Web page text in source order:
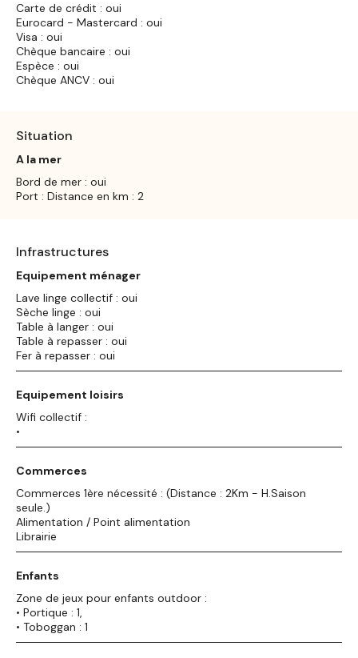
Carte de crédit : oui
Eurocard - Mastercard : oui
Visa : oui
Chèque bancaire : oui
Espèce : oui
Chèque ANCV : oui
Situation
A la mer
Bord de mer : oui
Port : Distance en km : 2
Infrastructures
Equipement ménager
Lave linge collectif : oui
Sèche linge : oui
Table à langer : oui
Table à repasser : oui
Fer à repasser : oui
Equipement loisirs
Wifi collectif :
•
Commerces
Commerces 1ère nécessité : (Distance : 2Km - H.Saison
seule.)
Alimentation / Point alimentation
Librairie
Enfants
Zone de jeux pour enfants outdoor :
• Portique : 1,
• Toboggan : 1